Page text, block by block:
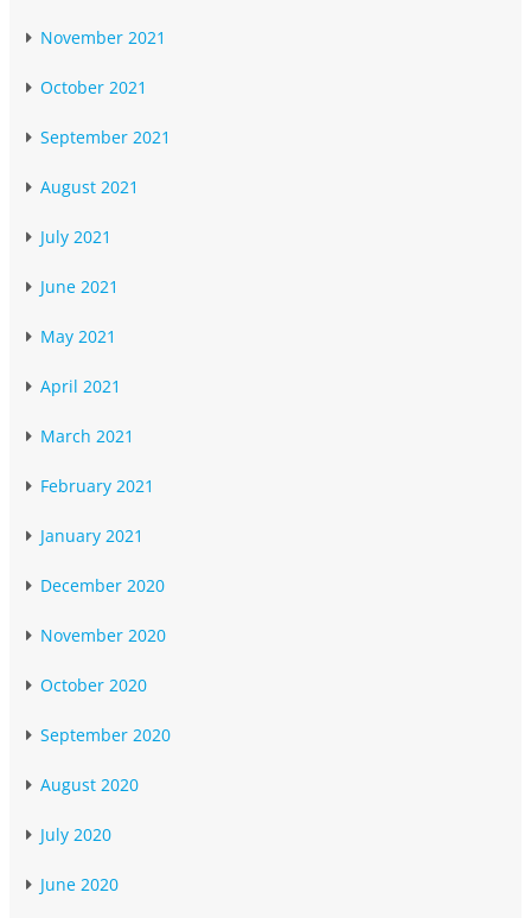
November 2021
October 2021
September 2021
August 2021
July 2021
June 2021
May 2021
April 2021
March 2021
February 2021
January 2021
December 2020
November 2020
October 2020
September 2020
August 2020
July 2020
June 2020